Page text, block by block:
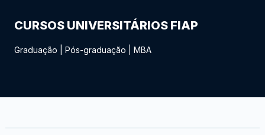
CURSOS UNIVERSITÁRIOS FIAP
Graduação Pós-graduação MBA